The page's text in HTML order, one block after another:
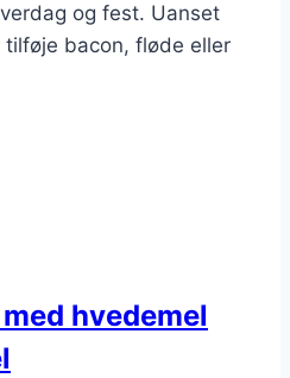
og fest. Uanset
bacon, fløde eller
hvedemel